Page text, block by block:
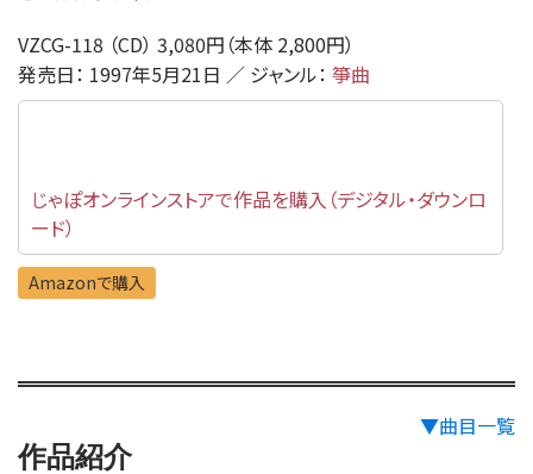
VZCG-118 （CD） 3,080円（本体 2,800円）
発売日： 1997年5月21日 ／ ジャンル： 箏曲
じゃぽオンラインストアで作品を購入（デジタル・ダウンロ
ード）
Amazonで購入
▼曲目一覧
作品紹介